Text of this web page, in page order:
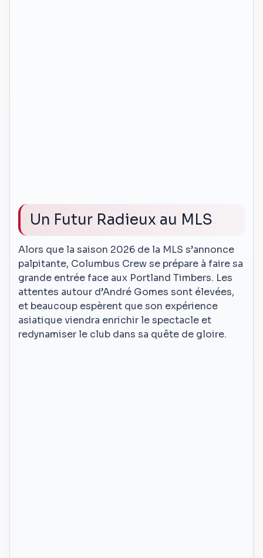
Un Futur Radieux au MLS
Alors que la saison 2026 de la MLS s’annonce
palpitante, Columbus Crew se prépare à faire sa
grande entrée face aux Portland Timbers. Les
attentes autour d’André Gomes sont élevées,
et beaucoup espèrent que son expérience
asiatique viendra enrichir le spectacle et
redynamiser le club dans sa quête de gloire.